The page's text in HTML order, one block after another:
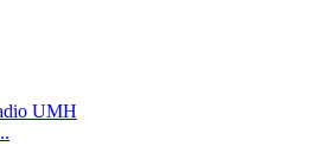
UMH